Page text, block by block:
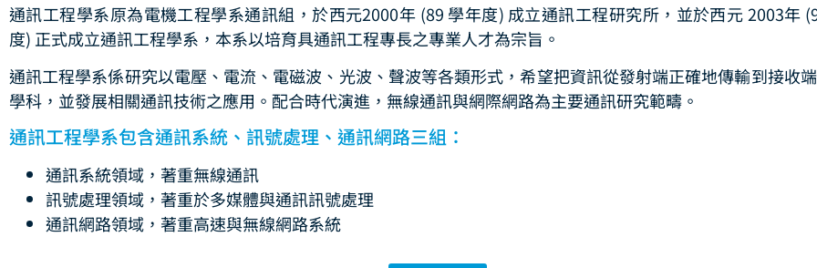
通訊工程學系原為電機工程學系通訊組，於西元2000年 (89 學年度) 成立通訊工程研究所，並於西元 2003年
度) 正式成立通訊工程學系，本系以培育具通訊工程專長之專業人才為宗旨。
通訊工程學系係研究以電壓、電流、電磁波、光波、聲波等各類形式，希望把資訊從發射端正確地傳輸到接收
學科，並發展相關通訊技術之應用。配合時代演進，無線通訊與網際網路為主要通訊研究範疇。
通訊工程學系包含通訊系統、訊號處理、通訊網路三組：
通訊系統領域，著重無線通訊
訊號處理領域，著重於多媒體與通訊訊號處理
通訊網路領域，著重高速與無線網路系統